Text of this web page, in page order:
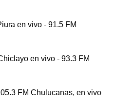
en vivo - 91.5 FM
en vivo - 93.3 FM
FM Chulucanas, en vivo